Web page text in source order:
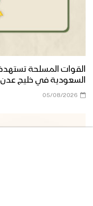
السعودية في خليج عدن
05/08/2026